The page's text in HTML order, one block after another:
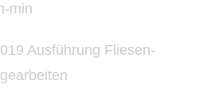
min
Ausführung Fliesen-